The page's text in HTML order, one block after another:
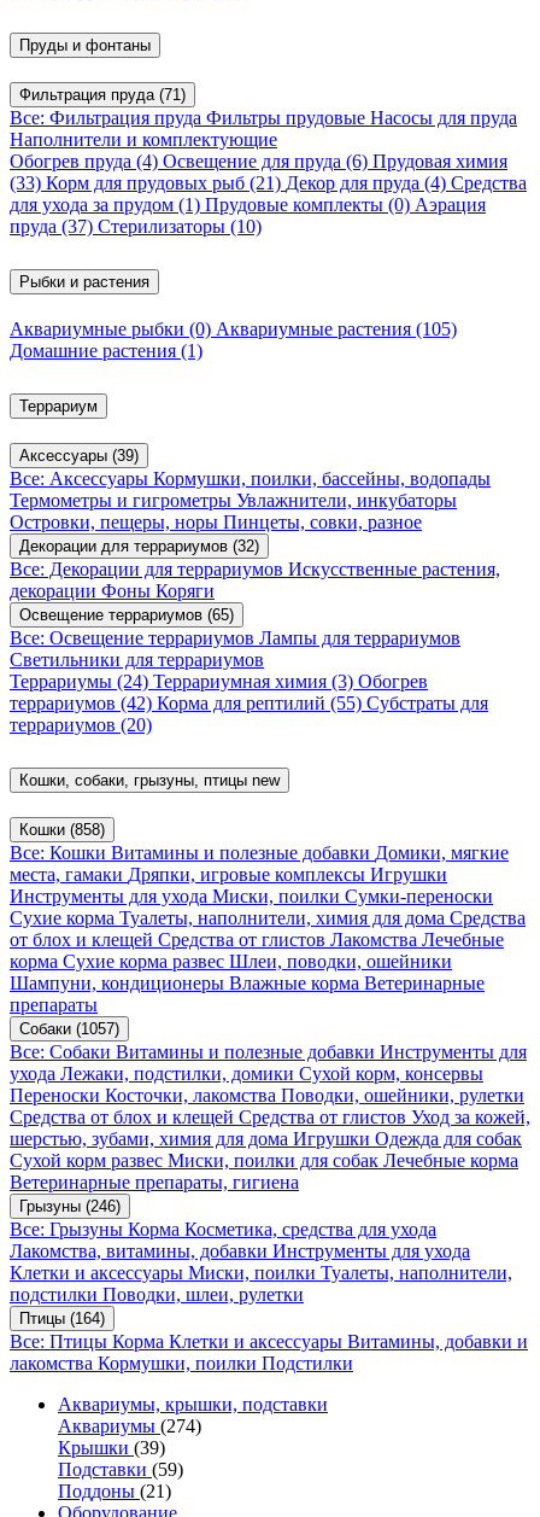
Пруды и фонтаны
Фильтрация пруда (71)
Все: Фильтрация пруда Фильтры прудовые Насосы для пруда
Наполнители и комплектующие
Обогрев пруда (4) Освещение для пруда (6) Прудовая химия
(33) Корм для прудовых рыб (21) Декор для пруда (4) Средства
для ухода за прудом (1) Прудовые комплекты (0) Аэрация
пруда (37) Стерилизаторы (10)
Рыбки и растения
Аквариумные рыбки (0) Аквариумные растения (105)
Домашние растения (1)
Террариум
Аксессуары (39)
Все: Аксессуары Кормушки, поилки, бассейны, водопады
Термометры и гигрометры Увлажнители, инкубаторы
Островки, пещеры, норы Пинцеты, совки, разное
Декорации для террариумов (32)
Все: Декорации для террариумов Искусственные растения,
декорации Фоны Коряги
Освещение террариумов (65)
Все: Освещение террариумов Лампы для террариумов
Светильники для террариумов
Террариумы (24) Террариумная химия (3) Обогрев
террариумов (42) Корма для рептилий (55) Субстраты для
террариумов (20)
Кошки, собаки, грызуны, птицы new
Кошки (858)
Все: Кошки Витамины и полезные добавки Домики, мягкие
места, гамаки Дряпки, игровые комплексы Игрушки
Инструменты для ухода Миски, поилки Сумки-переноски
Сухие корма Туалеты, наполнители, химия для дома Средства
от блох и клещей Средства от глистов Лакомства Лечебные
корма Сухие корма развес Шлеи, поводки, ошейники
Шампуни, кондиционеры Влажные корма Ветеринарные
препараты
Собаки (1057)
Все: Собаки Витамины и полезные добавки Инструменты для
ухода Лежаки, подстилки, домики Сухой корм, консервы
Переноски Косточки, лакомства Поводки, ошейники, рулетки
Средства от блох и клещей Средства от глистов Уход за кожей,
шерстью, зубами, химия для дома Игрушки Одежда для собак
Сухой корм развес Миски, поилки для собак Лечебные корма
Ветеринарные препараты, гигиена
Грызуны (246)
Все: Грызуны Корма Косметика, средства для ухода
Лакомства, витамины, добавки Инструменты для ухода
Клетки и аксессуары Миски, поилки Туалеты, наполнители,
подстилки Поводки, шлеи, рулетки
Птицы (164)
Все: Птицы Корма Клетки и аксессуары Витамины, добавки и
лакомства Кормушки, поилки Подстилки
Аквариумы, крышки, подставки
Аквариумы (274)
Крышки (39)
Подставки (59)
Поддоны (21)
Оборудование